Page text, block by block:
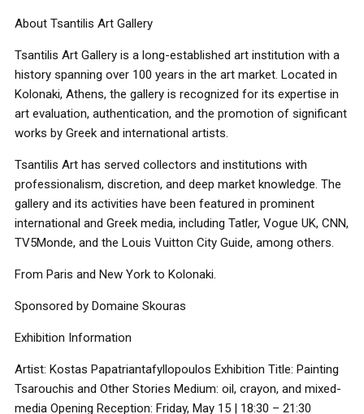
About Tsantilis Art Gallery
Tsantilis Art Gallery is a long-established art institution with a
history spanning over 100 years in the art market. Located in
Kolonaki, Athens, the gallery is recognized for its expertise in
art evaluation, authentication, and the promotion of significant
works by Greek and international artists.
Tsantilis Art has served collectors and institutions with
professionalism, discretion, and deep market knowledge. The
gallery and its activities have been featured in prominent
international and Greek media, including Tatler, Vogue UK, CNN,
TV5Monde, and the Louis Vuitton City Guide, among others.
From Paris and New York to Kolonaki.
Sponsored by Domaine Skouras
Exhibition Information
Artist: Kostas Papatriantafyllopoulos Exhibition Title: Painting
Tsarouchis and Other Stories Medium: oil, crayon, and mixed-
media Opening Reception: Friday, May 15 | 18:30 – 21:30